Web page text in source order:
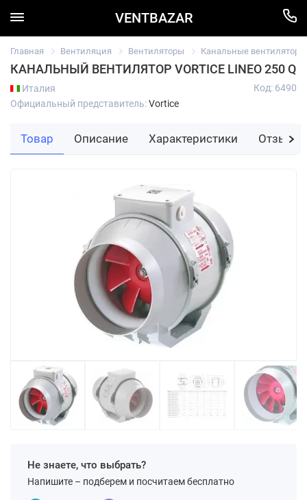
VENTBAZAR
Главная Вентиляция Вентиляторы Канальные вентиляторы
КАНАЛЬНЫЙ ВЕНТИЛЯТОР VORTICE LINEO 250 Q
Италия
Официальный представитель:Vortice
Код: 6490
Не знаете, что выбрать?
Напишите – подберем и посчитаем бесплатно
Товар Описание Характеристики Отзывы